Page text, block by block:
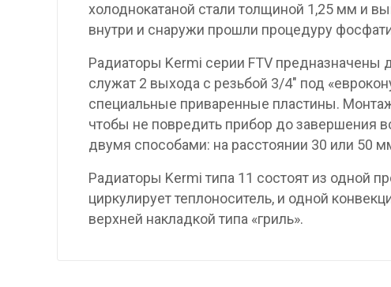
холоднокатаной стали толщиной 1,25 мм и
внутри и снаружи прошли процедуру
Радиаторы Kermi серии FTV предназначены
служат 2 выхода с резьбой 3/4″ под
специальные приваренные пластины.
чтобы не повредить прибор до завершения
двумя способами: на расстоянии 30 или 50
Радиаторы Kermi типа 11 состоят из одной
циркулирует теплоноситель, и одной
верхней накладкой типа «гриль».